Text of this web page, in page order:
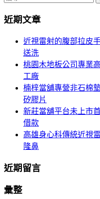
航
關
近期文章
近視雷射的腹部拉皮
送洗
桃園木地板公司專業
工廠
楠梓當舖專營非石棉
矽膠片
新莊當舖平台未上市
借款
高雄身心科傳統近視
隆鼻
近期留言
彙整